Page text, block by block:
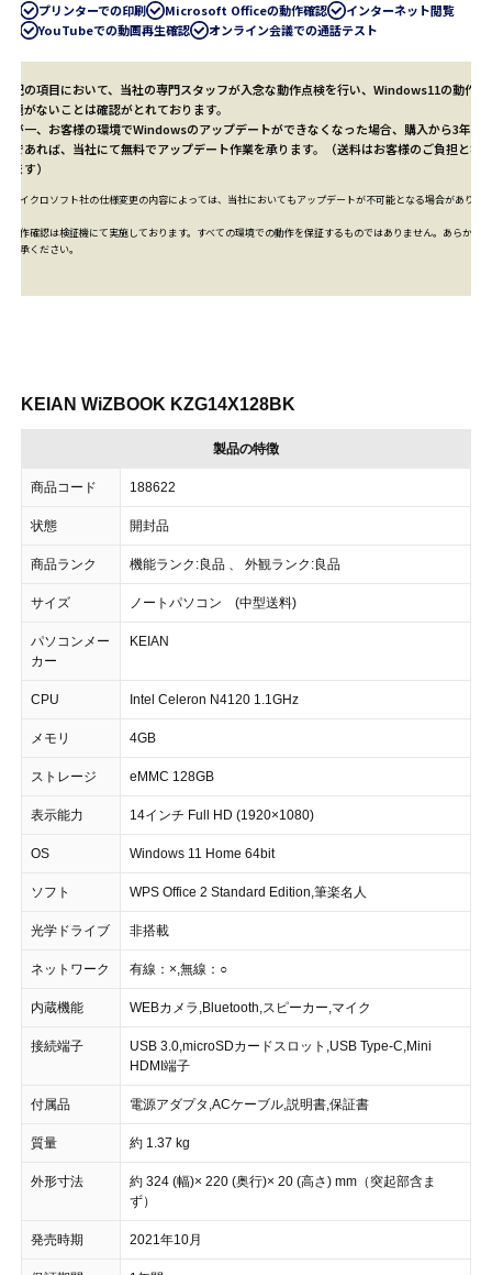
プリンターでの印刷 Microsoft Officeの動作確認
インターネット閲覧
YouTubeでの動画再生確認
オンライン会議での通話テスト
上記の項目において、当社の専門スタッフが入念な動作点検を行い、Windows11の動作に
問題がないことは確認がとれております。
万が一、お客様の環境でWindowsのアップデートができなくなった場合、購入から3年以
内であれば、当社にて無料でアップデート作業を承ります。（送料はお客様のご負担とな
ります）
※マイクロソフト社の仕様変更の内容によっては、当社においてもアップデートが不可能となる場合がありま
※動作確認は検証機にて実施しております。すべての環境での動作を保証するものではありません。あらかじめ
ご了承ください。
KEIAN WiZBOOK KZG14X128BK
製品の特徴
商品コード 188622
状態 開封品
商品ランク 機能ランク:良品 、 外観ランク:良品
サイズ ノートパソコン (中型送料)
パソコンメー
カー
KEIAN
CPU Intel Celeron N4120 1.1GHz
メモリ 4GB
ストレージ eMMC 128GB
表示能力 14インチ Full HD (1920×1080)
OS Windows 11 Home 64bit
ソフト WPS Office 2 Standard Edition,筆楽名人
光学ドライブ 非搭載
ネットワーク 有線：×,無線：○
内蔵機能 WEBカメラ,Bluetooth,スピーカー,マイク
接続端子
USB 3.0,microSDカードスロット,USB Type-C,Mini
HDMI端子
付属品 電源アダプタ,ACケーブル,説明書,保証書
質量 約 1.37 kg
外形寸法
約 324 (幅)× 220 (奥行)× 20 (高さ) mm（突起部含ま
ず）
発売時期 2021年10月